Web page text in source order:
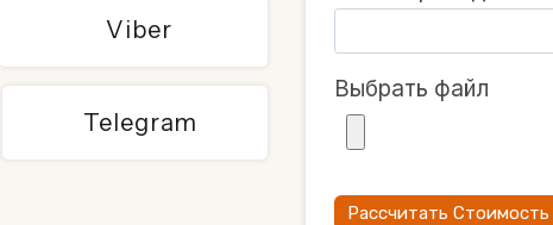
Viber
Telegram
Выбрать файл